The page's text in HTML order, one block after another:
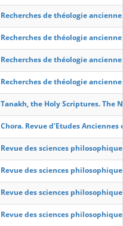
Recherches de théologie
Recherches de théologie
Recherches de théologie
Recherches de théologie
Tanakh, the Holy Scriptures. The
Chora. Revue d'Etudes Anciennes
Revue des sciences
Revue des sciences
Revue des sciences
Revue des sciences